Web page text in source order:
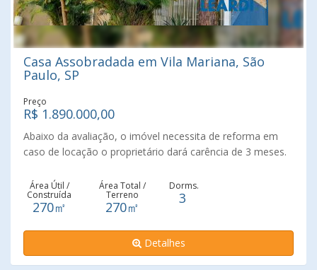
Casa Assobradada em Vila Mariana, São
Paulo, SP
Preço
R$ 1.890.000,00
Abaixo da avaliação, o imóvel necessita de reforma em
caso de locação o proprietário dará carência de 3 meses.
sala de espera e banheiro, com possibilidade de reversão.
A sala original é muito ampla, possível fazer 3 ambientes,
cozinha, copa, lavabo, quintal e uma edícula com quarto e
banheiro, ainda sobre esta, mais um banheiro e quarto
com ar condicionado. No andar superior existe uma ampla
suíte com closet, banheiro, sacada fechada com vidros ,
Área Útil /
Construída
270㎡
Área Total /
Terreno
270㎡
Dorms.
3
Detalhes